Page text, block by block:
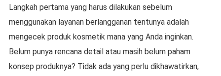
Langkah pertama yang harus dilakukan sebelum
menggunakan layanan berlangganan tentunya adalah
mengecek produk kosmetik mana yang Anda inginkan.
Belum punya rencana detail atau masih belum paham
konsep produknya? Tidak ada yang perlu dikhawatirkan,